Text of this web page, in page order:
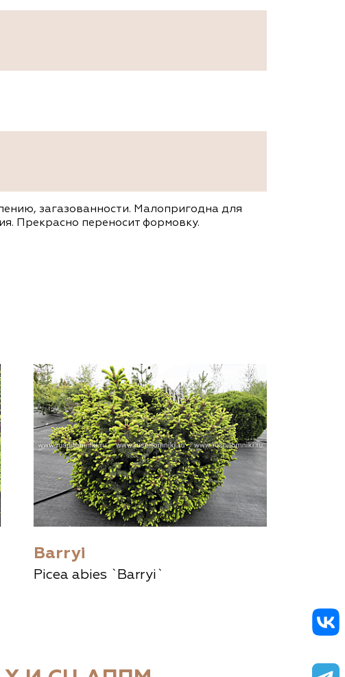
загазованности. Малопригодна для
Прекрасно переносит формовку.
Barryi
Picea abies `Barryi`